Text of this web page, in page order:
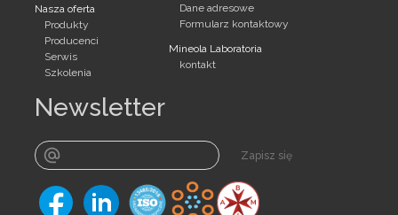
Nasza oferta
Produkty
Producenci
Serwis
Szkolenia
Dane adresowe
Formularz kontaktowy
Mineola Laboratoria
kontakt
Newsletter
Zapisz się